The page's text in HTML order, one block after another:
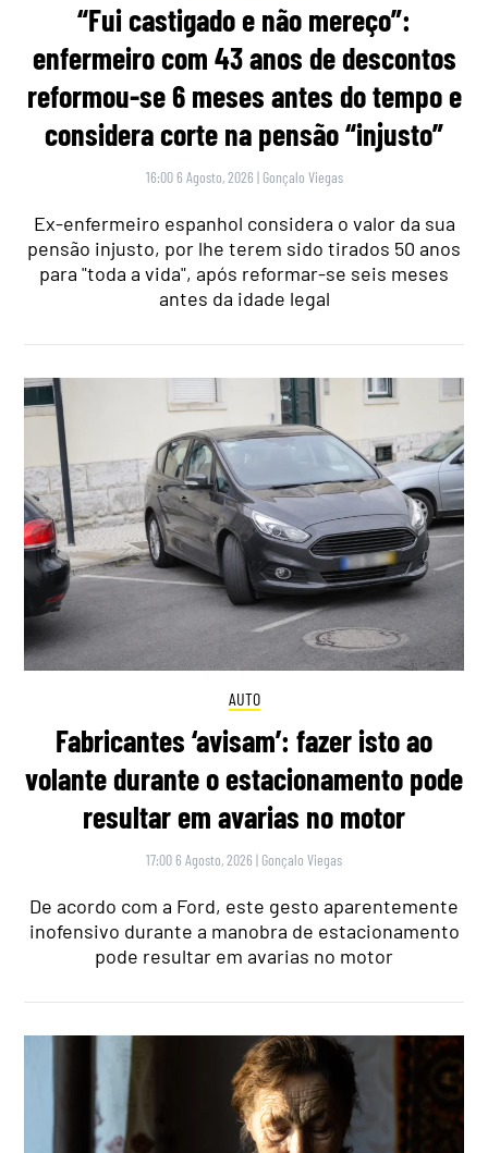
“Fui castigado e não mereço”:
enfermeiro com 43 anos de descontos
reformou-se 6 meses antes do tempo e
considera corte na pensão “injusto”
16:00 6 Agosto, 2026 | Gonçalo Viegas
Ex-enfermeiro espanhol considera o valor da sua
pensão injusto, por lhe terem sido tirados 50 anos
para "toda a vida", após reformar-se seis meses
antes da idade legal
AUTO
Fabricantes ‘avisam’: fazer isto ao
volante durante o estacionamento pode
resultar em avarias no motor
17:00 6 Agosto, 2026 | Gonçalo Viegas
De acordo com a Ford, este gesto aparentemente
inofensivo durante a manobra de estacionamento
pode resultar em avarias no motor